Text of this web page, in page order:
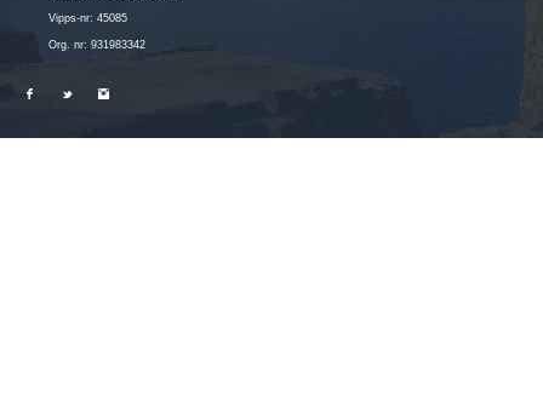
Vipps-nr: 45085
Org. nr: 931983342